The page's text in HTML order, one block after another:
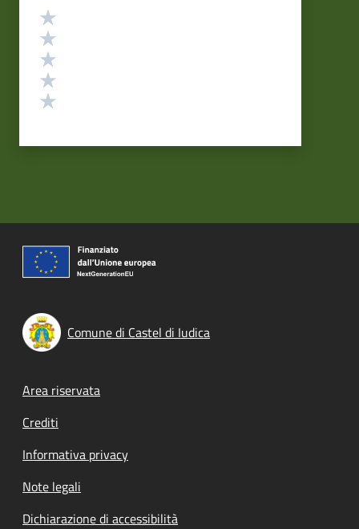
Valutazione
Comune di Castel di Iudica
Footer menu
Area riservata
Crediti
Informativa privacy
Note legali
Dichiarazione di accessibilità